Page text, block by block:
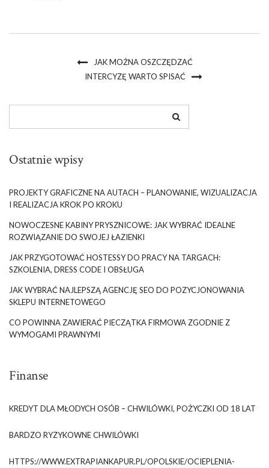
JAK MOŻNA OSZCZĘDZAĆ
INTERCYZĘ WARTO SPISAĆ
Ostatnie wpisy
PROJEKTY GRAFICZNE NA AUTACH – PLANOWANIE, WIZUALIZACJA
I REALIZACJA KROK PO KROKU
NOWOCZESNE KABINY PRYSZNICOWE: JAK WYBRAĆ IDEALNE
ROZWIĄZANIE DO SWOJEJ ŁAZIENKI
JAK PRZYGOTOWAĆ HOSTESSY DO PRACY NA TARGACH:
SZKOLENIA, DRESS CODE I OBSŁUGA
JAK WYBRAĆ NAJLEPSZĄ AGENCJĘ SEO DO POZYCJONOWANIA
SKLEPU INTERNETOWEGO
CO POWINNA ZAWIERAĆ PIECZĄTKA FIRMOWA ZGODNIE Z
WYMOGAMI PRAWNYMI
Finanse
KREDYT DLA MŁODYCH OSÓB – CHWILÓWKI, POŻYCZKI OD 18 LAT
BARDZO RYZYKOWNE CHWILÓWKI
HTTPS://WWW.EXTRAPIANKAPUR.PL/OPOLSKIE/OCIEPLENIA-